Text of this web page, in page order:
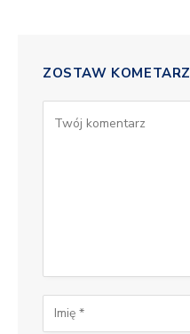
ZOSTAW KOMETARZ